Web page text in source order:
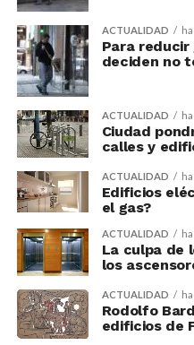
ACTUALIDAD
Para
deciden no
ACTUALIDAD
Ciudad
calles y
ACTUALIDAD
Edificios
el gas?
ACTUALIDAD
La culpa de
los
ACTUALIDAD
Rodolfo
edificios de